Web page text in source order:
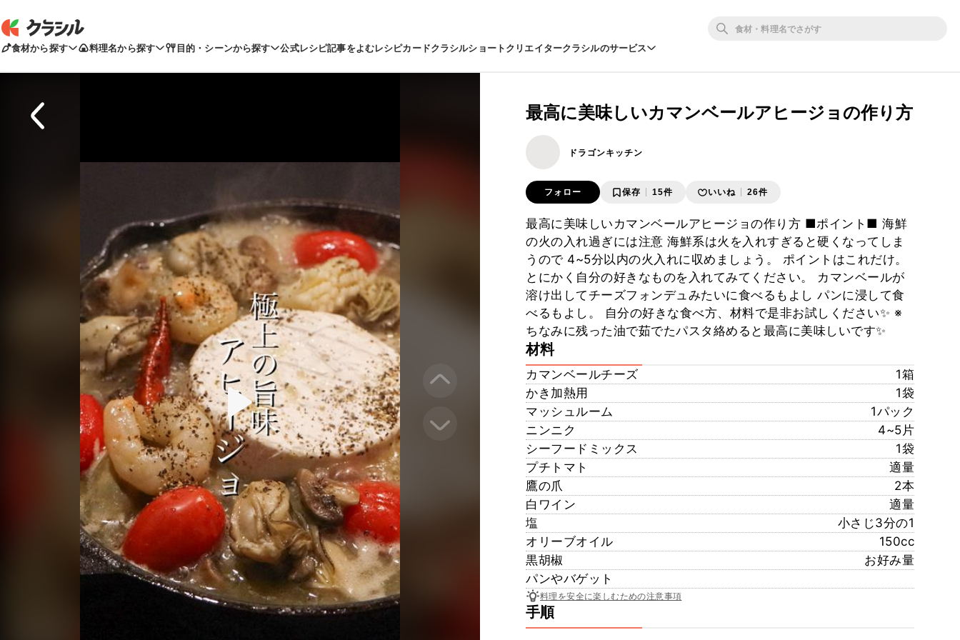
食材から探す 料理名から探す 目的・シーンから探す 公式レシピ記事をよむレシピカードクラシルショートクリエイタークラシルのサービス
最高に美味しいカマンベールアヒージョの作り方
ドラゴンキッチン
フォロー 保存 15件 いいね 26件
最高に美味しいカマンベールアヒージョの作り方 ■ポイント■ 海鮮
の火の入れ過ぎには注意 海鮮系は火を入れすぎると硬くなってしま
うので 4~5分以内の火入れに収めましょう。 ポイントはこれだけ。
とにかく自分の好きなものを入れてみてください。 カマンベールが
溶け出してチーズフォンデュみたいに食べるもよし パンに浸して食
べるもよし。 自分の好きな食べ方、材料で是非お試しください✨ ※
ちなみに残った油で茹でたパスタ絡めると最高に美味しいです✨
材料
カマンベールチーズ
1箱
かき加熱用
1袋
マッシュルーム
1パック
ニンニク
4~5片
シーフードミックス
1袋
プチトマト
適量
鷹の爪
2本
白ワイン
適量
塩
小さじ3分の1
オリーブオイル
150cc
黒胡椒
お好み量
パンやバゲット
料理を安全に楽しむための注意事項
手順